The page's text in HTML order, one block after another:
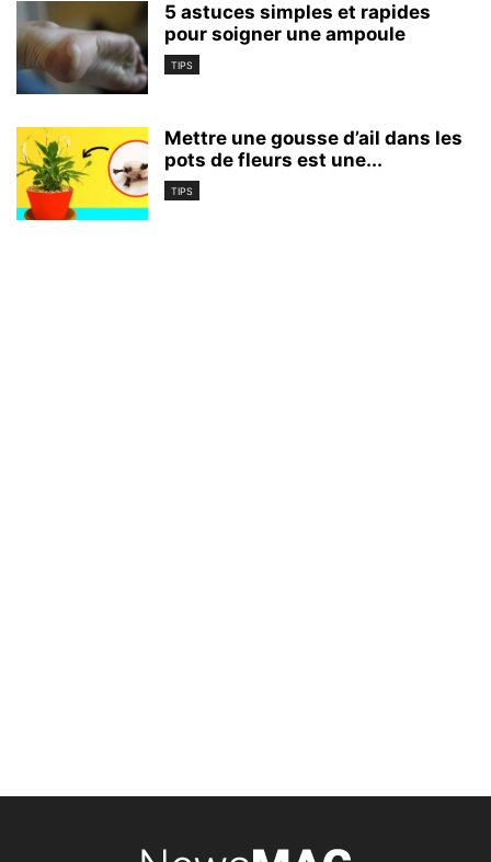
5 astuces simples et rapides
pour soigner une ampoule
TIPS
Mettre une gousse d’ail dans les
pots de fleurs est une...
TIPS